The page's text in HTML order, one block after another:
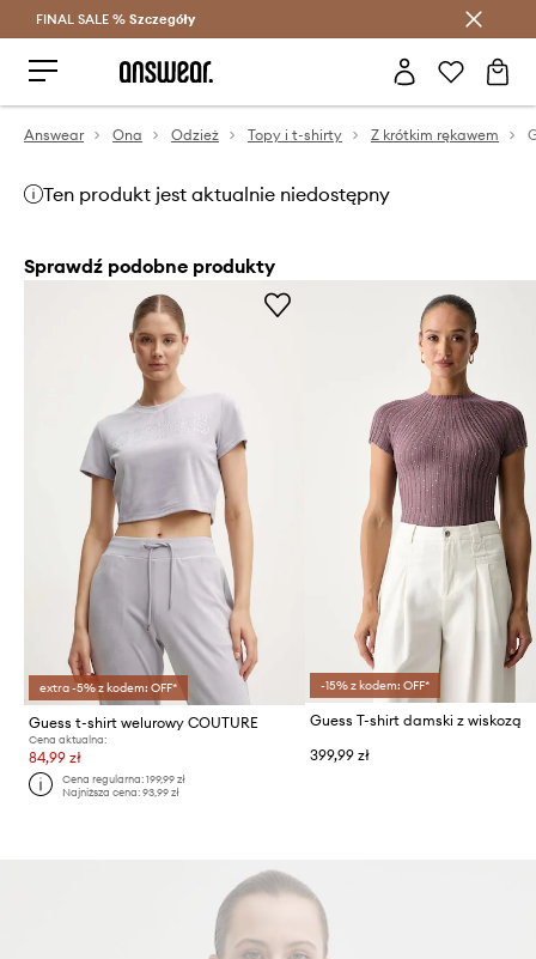
Oszczędzaj z Answear Club >
FINAL SALE % Szczegóły
Answear Ona Odzież Topy i t-shirty Z krótkim rękawem
Ten produkt jest aktualnie niedostępny
Sprawdź podobne produkty
extra -5% z kodem: OFF*
Guess t-shirt welurowy COUTURE
Cena aktualna:
84,99 zł
Cena regularna:199,99 zł
Najniższa cena:93,99 zł
-15% z kodem: OFF*
Guess T-shirt damski z wiskozą
399,99 zł